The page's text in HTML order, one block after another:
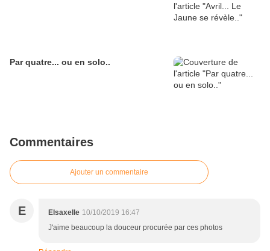
Par quatre... ou en solo..
Commentaires
Ajouter un commentaire
E Elsaxelle 10/10/2019 16:47
J'aime beaucoup la douceur procurée par ces photos